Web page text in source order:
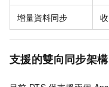
增量資料同步
支援的雙向同步架構